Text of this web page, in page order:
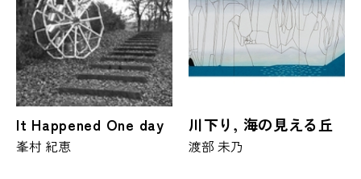
It Happened One day
峯村 紀恵
川下り, 海の見える丘
渡部 未乃